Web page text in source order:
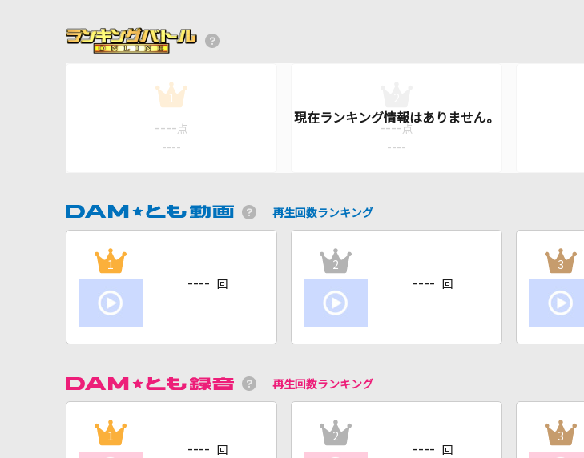
1
---- 点
----
---- 点
----
再生回数ランキング
1
---- 回
----
2
---- 回
----
3
再生回数ランキング
1
---- 回
2
---- 回
3